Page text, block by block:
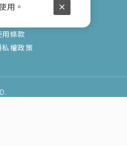
用條款
私權政策
用。